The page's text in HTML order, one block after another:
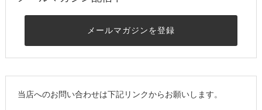
メールマガジンを登録
当店へのお問い合わせは下記リンクからお願いします。